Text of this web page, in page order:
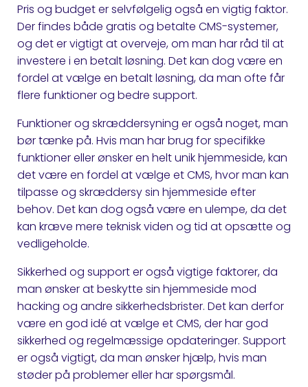
Pris og budget er selvfølgelig også en vigtig faktor.
Der findes både gratis og betalte CMS-systemer,
og det er vigtigt at overveje, om man har råd til at
investere i en betalt løsning. Det kan dog være en
fordel at vælge en betalt løsning, da man ofte får
flere funktioner og bedre support.
Funktioner og skræddersyning er også noget, man
bør tænke på. Hvis man har brug for specifikke
funktioner eller ønsker en helt unik hjemmeside, kan
det være en fordel at vælge et CMS, hvor man kan
tilpasse og skræddersy sin hjemmeside efter
behov. Det kan dog også være en ulempe, da det
kan kræve mere teknisk viden og tid at opsætte og
vedligeholde.
Sikkerhed og support er også vigtige faktorer, da
man ønsker at beskytte sin hjemmeside mod
hacking og andre sikkerhedsbrister. Det kan derfor
være en god idé at vælge et CMS, der har god
sikkerhed og regelmæssige opdateringer. Support
er også vigtigt, da man ønsker hjælp, hvis man
støder på problemer eller har spørgsmål.